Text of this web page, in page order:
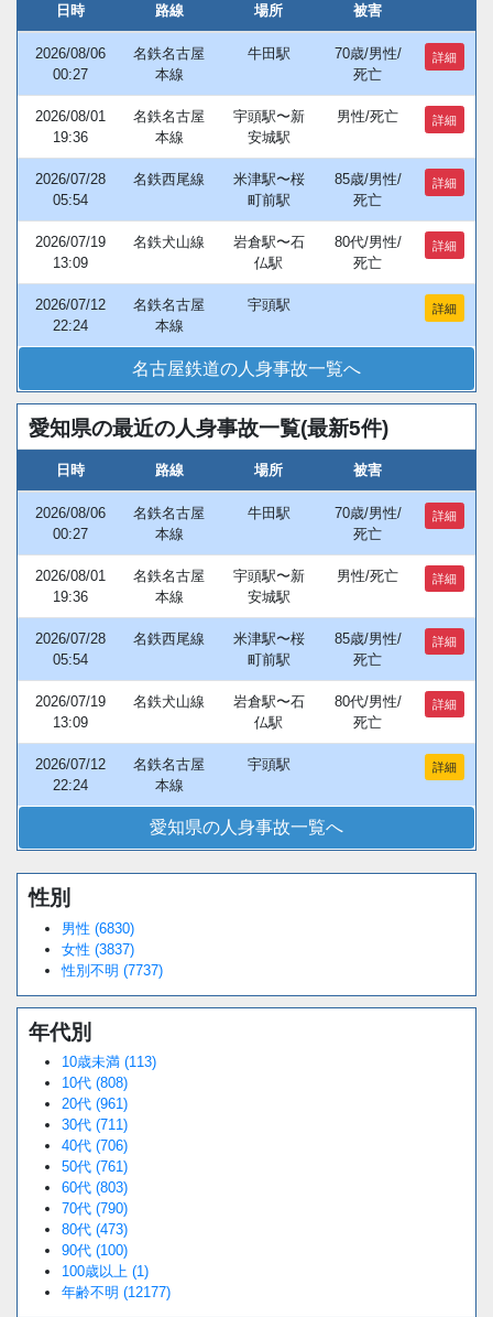
日時 路線 場所 被害
2026/08/06
00:27
名鉄名古屋
本線
牛田駅
70歳/男性/
死亡
詳細
2026/08/01
19:36
名鉄名古屋
本線
宇頭駅〜新
安城駅
男性/死亡 詳細
2026/07/28
05:54
名鉄西尾線
米津駅〜桜
町前駅
85歳/男性/
死亡
詳細
2026/07/19
13:09
名鉄犬山線
岩倉駅〜石
仏駅
80代/男性/
死亡
詳細
2026/07/12
22:24
名鉄名古屋
本線
宇頭駅 詳細
名古屋鉄道の人身事故一覧へ
愛知県の最近の人身事故一覧(最新5件)
日時 路線 場所 被害
2026/08/06
00:27
名鉄名古屋
本線
牛田駅
70歳/男性/
死亡
詳細
2026/08/01
19:36
名鉄名古屋
本線
宇頭駅〜新
安城駅
男性/死亡 詳細
2026/07/28
05:54
名鉄西尾線
米津駅〜桜
町前駅
85歳/男性/
死亡
詳細
2026/07/19
13:09
名鉄犬山線
岩倉駅〜石
仏駅
80代/男性/
死亡
詳細
2026/07/12
22:24
名鉄名古屋
本線
宇頭駅 詳細
愛知県の人身事故一覧へ
性別
男性 (6830)
女性 (3837)
性別不明 (7737)
年代別
10歳未満 (113)
10代 (808)
20代 (961)
30代 (711)
40代 (706)
50代 (761)
60代 (803)
70代 (790)
80代 (473)
90代 (100)
100歳以上 (1)
年齢不明 (12177)